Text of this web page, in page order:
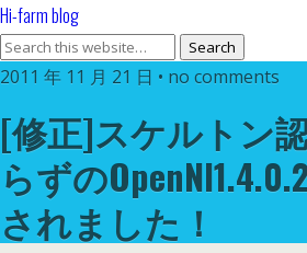
Hi-farm blog
2011 年 11 月 21 日 • no comments
[修正]スケルトン
らずの
されました！